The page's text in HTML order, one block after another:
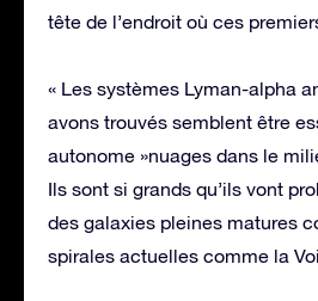
tête de l’endroit où ces
« Les systèmes Lyman-alpha
avons trouvés semblent être
autonome »nuages dans le
Ils sont si grands qu’ils vont
des galaxies pleines matures
spirales actuelles comme la